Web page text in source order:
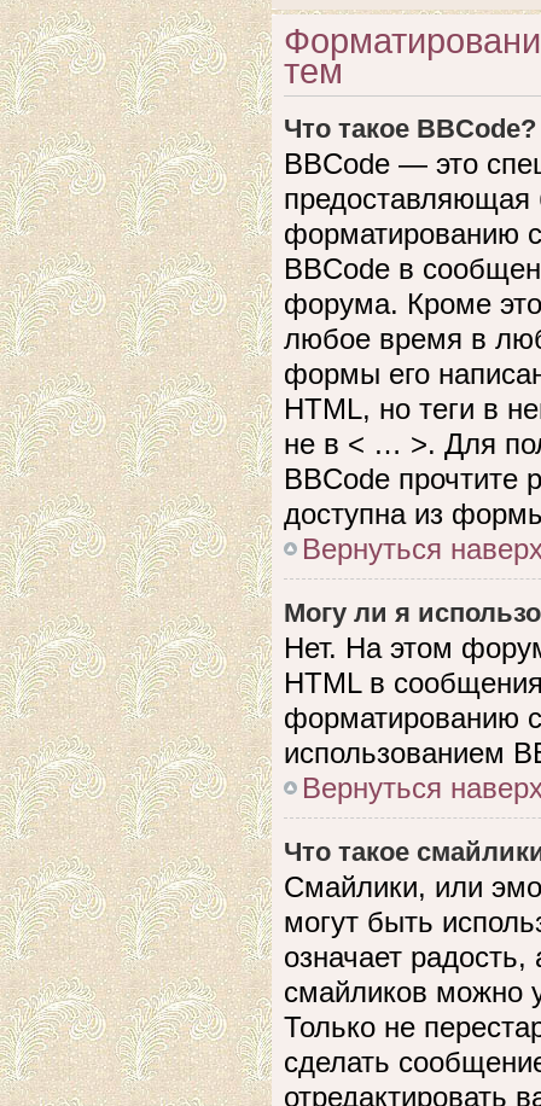
тем
Что такое BBCode?
BBCode — это
предоставляющая
форматированию
BBCode в
форума. Кроме
любое время в
формы его
HTML, но теги в
не в < … >. Для
BBCode прочтите
доступна из
Вернуться
Могу ли я
Нет. На этом
HTML в
форматированию
использованием
Вернуться
Что такое
Смайлики, или
могут быть
означает
смайликов можно
Только не
сделать
отредактировать